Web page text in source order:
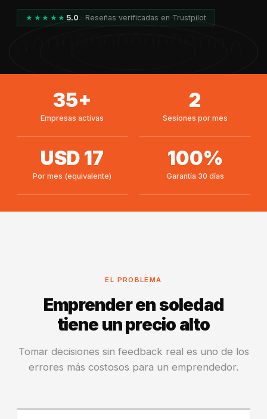
★★★★★ 5.0 · Reseñas verificadas en Trustpilot
35+
Empresas activas
2
Sesiones por mes
USD 17
Por mes (equivalente)
100%
Garantía 30 días
EL PROBLEMA
Emprender en soledad
tiene un precio alto
Tomar decisiones sin feedback real es uno de los
errores más costosos para un emprendedor.